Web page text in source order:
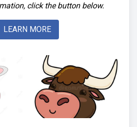
click the button below.
LEARN MORE